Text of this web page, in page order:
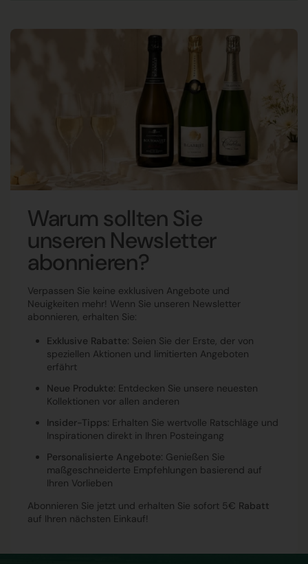
Warum sollten Sie
unseren Newsletter
abonnieren?
Verpassen Sie keine exklusiven Angebote und
Neuigkeiten mehr! Wenn Sie unseren Newsletter
abonnieren, erhalten Sie:
Exklusive Rabatte: Seien Sie der Erste, der von
speziellen Aktionen und limitierten Angeboten
erfährt
Neue Produkte: Entdecken Sie unsere neuesten
Kollektionen vor allen anderen
Insider-Tipps: Erhalten Sie wertvolle Ratschläge und
Inspirationen direkt in Ihren Posteingang
Personalisierte Angebote: Genießen Sie
maßgeschneiderte Empfehlungen basierend auf
Ihren Vorlieben
Abonnieren Sie jetzt und erhalten Sie sofort 5€ Rabatt
auf Ihren nächsten Einkauf!